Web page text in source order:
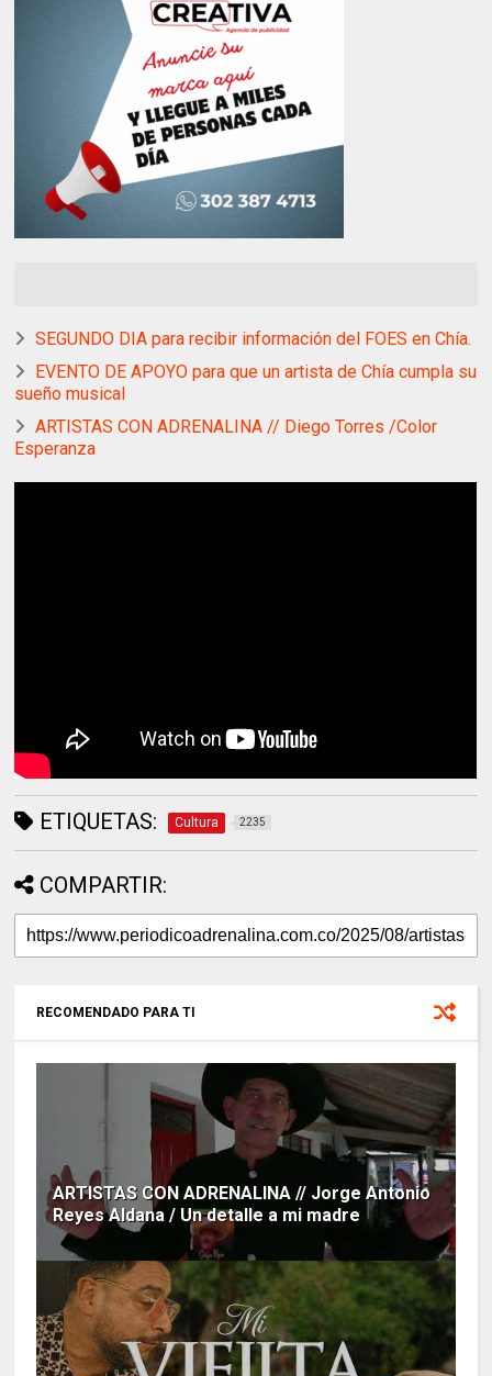
SEGUNDO DIA para recibir información del FOES en Chía.
EVENTO DE APOYO para que un artista de Chía cumpla su
sueño musical
ARTISTAS CON ADRENALINA // Diego Torres /Color
Esperanza
ETIQUETAS: Cultura 2235
COMPARTIR:
RECOMENDADO PARA TI
ARTISTAS CON ADRENALINA // Jorge Antonio
Reyes Aldana / Un detalle a mi madre